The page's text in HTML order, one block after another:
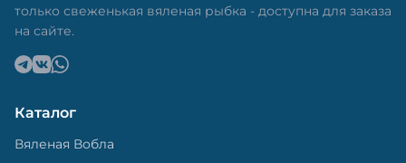
только свеженькая вяленая рыбка - доступна для заказа
на сайте.
Каталог
Вяленая Вобла